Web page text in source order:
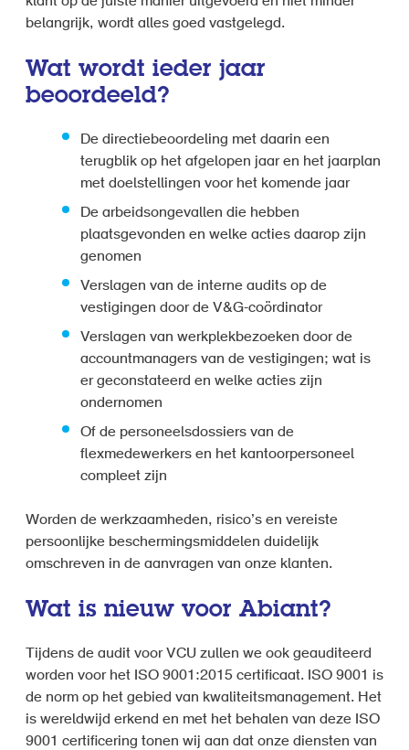
belangrijk, wordt alles goed vastgelegd.
Wat wordt ieder jaar
beoordeeld?
De directiebeoordeling met daarin een
terugblik op het afgelopen jaar en het jaarplan
met doelstellingen voor het komende jaar
De arbeidsongevallen die hebben
plaatsgevonden en welke acties daarop zijn
genomen
Verslagen van de interne audits op de
vestigingen door de V&G-coördinator
Verslagen van werkplekbezoeken door de
accountmanagers van de vestigingen; wat is
er geconstateerd en welke acties zijn
ondernomen
Of de personeelsdossiers van de
flexmedewerkers en het kantoorpersoneel
compleet zijn
Worden de werkzaamheden, risico’s en vereiste
persoonlijke beschermingsmiddelen duidelijk
omschreven in de aanvragen van onze klanten.
Wat is nieuw voor Abiant?
Tijdens de audit voor VCU zullen we ook geauditeerd
worden voor het ISO 9001:2015 certificaat. ISO 9001 is
de norm op het gebied van kwaliteitsmanagement. Het
is wereldwijd erkend en met het behalen van deze ISO
9001 certificering tonen wij aan dat onze diensten van